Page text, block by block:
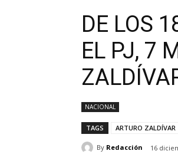
DE LOS
EL PJ, 7
NACIONAL
TAGS ARTURO ZALDÍVAR
By Redacción 16